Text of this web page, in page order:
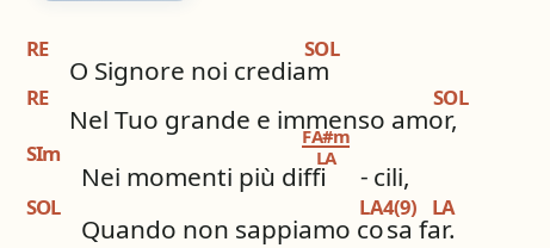
RE
O Signore noi crediam
SOL
RE
Nel Tuo grande e immenso amor,
SOL
SIm
Nei momenti più diffi
FA#m
LA
- cili,
SOL
Quando non sappiamo co
LA4(9)
sa far.
LA